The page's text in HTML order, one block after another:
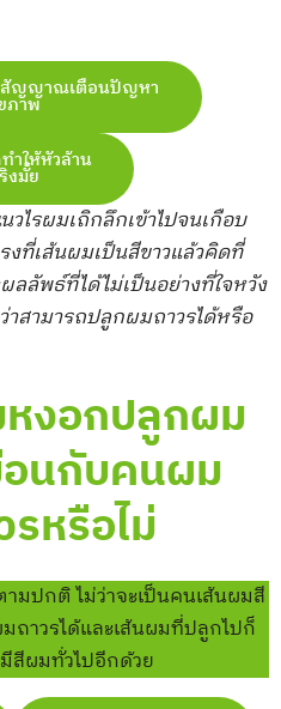
สัญญาณเตือนปัญหา
ภาพ
ำให้หัวล้าน
งมั้ย
ไรผมเถิกลึกเข้าไปจนเกือบ
ที่เส้นผมเป็นสีขาวแล้วคิดที่
ลัพธ์ที่ได้ไม่เป็นอย่างที่ใจหวัง
สามารถปลูกผมถาวรได้หรือ
งอกปลูกผม
นกับคนผม
หรือไม่
มปกติ ไม่ว่าจะเป็นคนเส้นผมสี
ถาวรได้และเส้นผมที่ปลูกไปก็
สีผมทั่วไปอีกด้วย